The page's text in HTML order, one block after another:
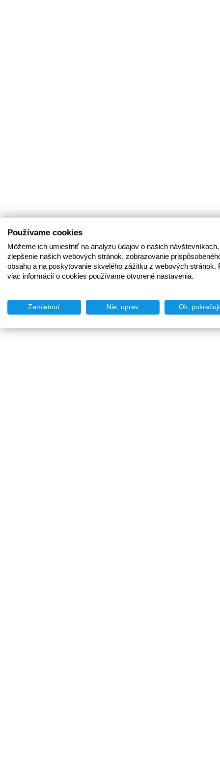
Používame cookies
Môžeme ich umiestniť na analýzu údajov o našich
zlepšenie našich webových stránok, zobrazovanie
obsahu a na poskytovanie skvelého zážitku z webových stránok.
viac informácií o cookies používame otvorené nastavenia.
Zamietnuť Nie, uprav Ok,